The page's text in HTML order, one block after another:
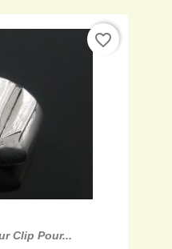
Clip Pour...
favorite_border